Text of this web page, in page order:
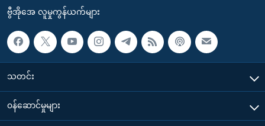
ဗွီအိုအေ လူမှုကွန်ယက်များ
သတင်း
၀န်ဆောင်မှုများ